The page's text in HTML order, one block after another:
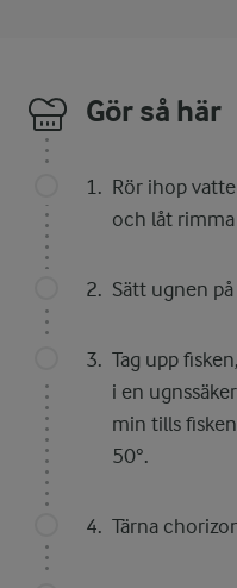
Gör så här
Rör ihop
och låt
Sätt ugnen
Tag upp
i en
min tills
50°.
Tärna